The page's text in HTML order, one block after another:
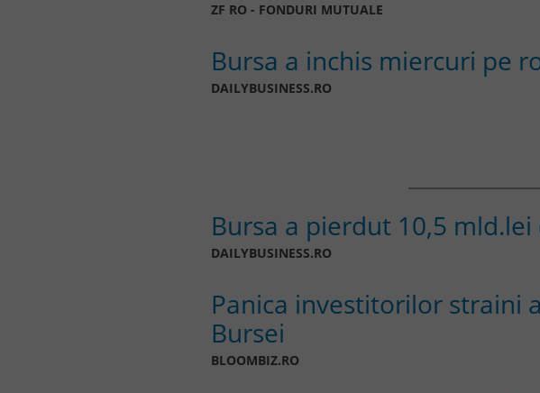
ZF RO - FONDURI MUTUALE
Bursa a inchis miercuri pe
DAILYBUSINESS.RO
Bursa a pierdut 10,5
DAILYBUSINESS.RO
Panica investitorilor straini
Bursei
BLOOMBIZ.RO